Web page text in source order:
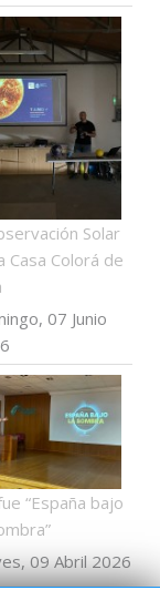
Solar
Casa Colorá de
07 Junio
“España bajo
09 Abril 2026